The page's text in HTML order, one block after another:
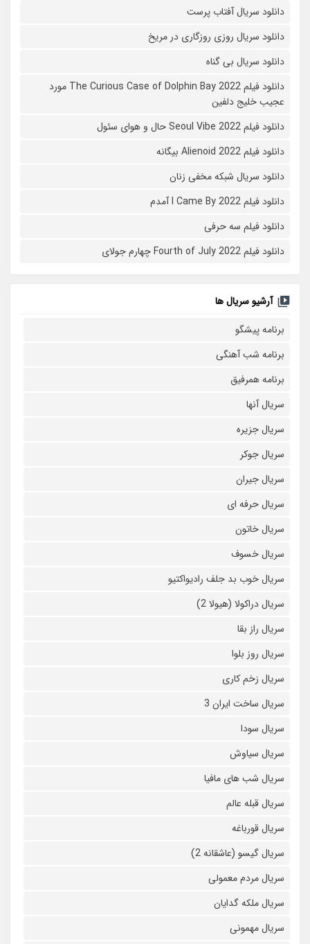
دانلود سریال آفتاب پرست
دانلود سریال روزی روزگاری در مریخ
دانلود سریال بی گناه
دانلود فیلم The Curious Case of Dolphin Bay 2022 مورد
عجیب خلیج دلفین
دانلود فیلم Seoul Vibe 2022 حال و هوای سئول
دانلود فیلم Alienoid 2022 بیگانه
دانلود سریال شبکه مخفی زنان
دانلود فیلم I Came By 2022 آمدم
دانلود فیلم سه حرفی
دانلود فیلم Fourth of July 2022 چهارم جولای
آرشیو سریال ها
برنامه پیشگو
برنامه شب آهنگی
برنامه همرفیق
سریال آنها
سریال جزیره
سریال جوکر
سریال جیران
سریال حرفه ای
سریال خاتون
سریال خسوف
سریال خوب بد جلف رادیواکتیو
سریال دراکولا (هیولا 2)
سریال راز بقا
سریال روز بلوا
سریال زخم کاری
سریال ساخت ایران 3
سریال سودا
سریال سیاوش
سریال شب های مافیا
سریال قبله عالم
سریال قورباغه
سریال گیسو (عاشقانه 2)
سریال مردم معمولی
سریال ملکه گدایان
سریال مهمونی